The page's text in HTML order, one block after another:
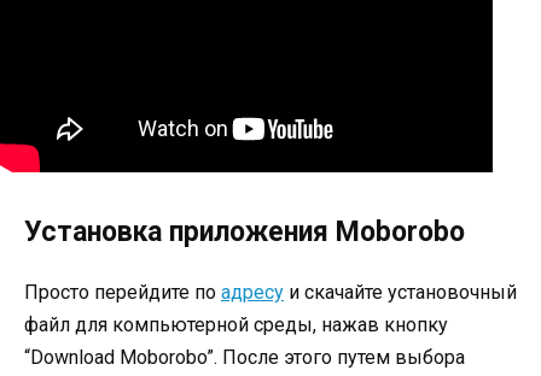
Установка приложения Moborobo
Просто перейдите по адресу и скачайте установочный
файл для компьютерной среды, нажав кнопку
“Download Moborobo”. После этого путем выбора